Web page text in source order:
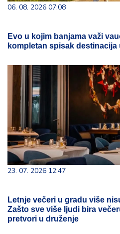
06. 08. 2026 07:08
Evo u kojim banjama važi
kompletan spisak destinacija
23. 07. 2026 12:47
Letnje večeri u gradu više
Zašto sve više ljudi bira
pretvori u druženje